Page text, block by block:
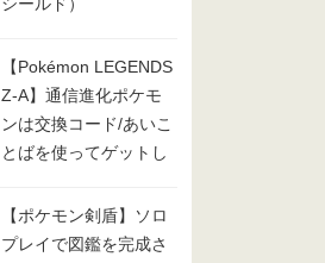
シールド）
【Pokémon LEGENDS
Z-A】通信進化ポケモ
ンは交換コード/あいこ
とばを使ってゲットし
【ポケモン剣盾】ソロ
プレイで図鑑を完成さ